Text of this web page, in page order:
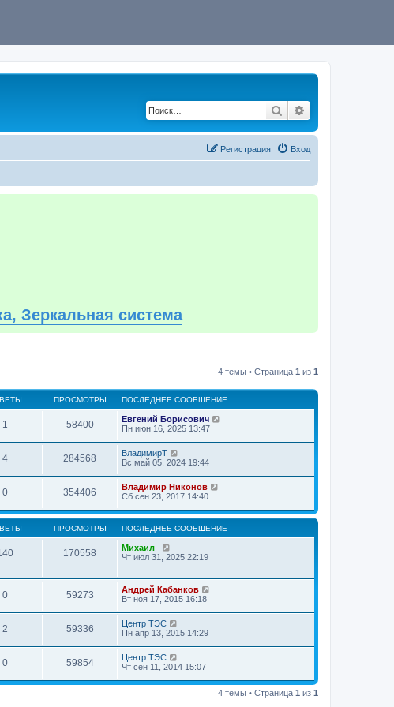
Поиск
Вход
Регистрация
Зеркальная система
4 темы • Страница 1 из 1
ПРОСМОТРЫ ПОСЛЕДНЕЕ СООБЩЕНИЕ
1 58400
Евгений Борисович
Пн июн 16, 2025 13:47
4 284568
ВладимирТ
Вс май 05, 2024 19:44
0 354406
Владимир Никонов
Сб сен 23, 2017 14:40
ПРОСМОТРЫ ПОСЛЕДНЕЕ СООБЩЕНИЕ
170558
Михаил_
Чт июл 31, 2025 22:19
0 59273
Андрей Кабанков
Вт ноя 17, 2015 16:18
2 59336
Центр ТЭС
Пн апр 13, 2015 14:29
0 59854
Центр ТЭС
Чт сен 11, 2014 15:07
4 темы • Страница 1 из 1